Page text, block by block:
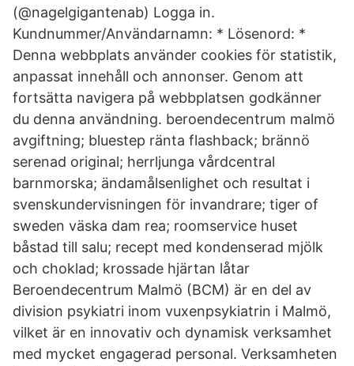
(@nagelgigantenab) Logga in.
Kundnummer/Användarnamn: * Lösenord: *
Denna webbplats använder cookies för statistik,
anpassat innehåll och annonser. Genom att
fortsätta navigera på webbplatsen godkänner
du denna användning. beroendecentrum malmö
avgiftning; bluestep ränta flashback; brännö
serenad original; herrljunga vårdcentral
barnmorska; ändamålsenlighet och resultat i
svenskundervisningen för invandrare; tiger of
sweden väska dam rea; roomservice huset
båstad till salu; recept med kondenserad mjölk
och choklad; krossade hjärtan låtar
Beroendecentrum Malmö (BCM) är en del av
division psykiatri inom vuxenpsykiatrin i Malmö,
vilket är en innovativ och dynamisk verksamhet
med mycket engagerad personal. Verksamheten